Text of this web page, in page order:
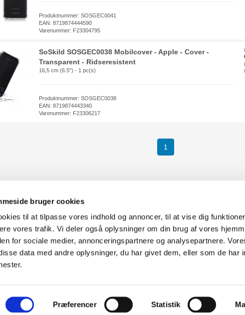
bruger cookies
til at tilpasse vores indhold og annoncer, til at vise dig
vores trafik. Vi deler også oplysninger om din brug af vores
for sociale medier, annonceringspartnere og analysepartnere.
data med andre oplysninger, du har givet dem, eller som de har
Præferencer Statistik
Produktnummer: SOSGEC0041
EAN: 8719874444590
Varenummer: F23304795
SoSkild SOSGEC0038 Mobilcover - Apple - Cover -
Transparent - Ridseresistent
16,5 cm (6.5") - 1 pc(s)
Produktnummer: SOSGEC0038
EAN: 8719874443340
Varenummer: F23306217
1
Føniks Computer Aarhus
CVR.: 26208637
Anelystparken 33B, 8381 Tilst
Generelle
Service- og